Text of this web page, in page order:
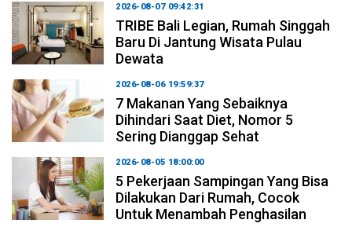
2026-08-07 09:42:31
TRIBE Bali Legian, Rumah Singgah
Baru Di Jantung Wisata Pulau
Dewata
2026-08-06 19:59:37
7 Makanan Yang Sebaiknya
Dihindari Saat Diet, Nomor 5
Sering Dianggap Sehat
2026-08-05 18:00:00
5 Pekerjaan Sampingan Yang Bisa
Dilakukan Dari Rumah, Cocok
Untuk Menambah Penghasilan